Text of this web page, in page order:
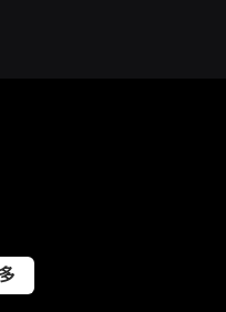
限公司、補助文化